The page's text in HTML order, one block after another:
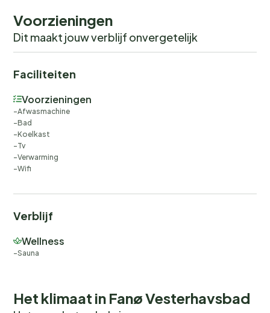
Voorzieningen
Dit maakt jouw verblijf onvergetelijk
Faciliteiten
Voorzieningen
Afwasmachine
Bad
Koelkast
Tv
Verwarming
Wifi
Verblijf
Wellness
Sauna
Het klimaat in Fanø Vesterhavsbad